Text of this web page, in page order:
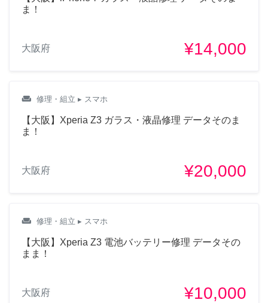
ま！
大阪府 ¥14,000
weekend 修理・組立 ▸ スマホ
【大阪】Xperia Z3 ガラス・液晶修理 データそのま
ま！
大阪府 ¥20,000
weekend 修理・組立 ▸ スマホ
【大阪】Xperia Z3 電池バッテリー修理 データその
まま！
大阪府 ¥10,000